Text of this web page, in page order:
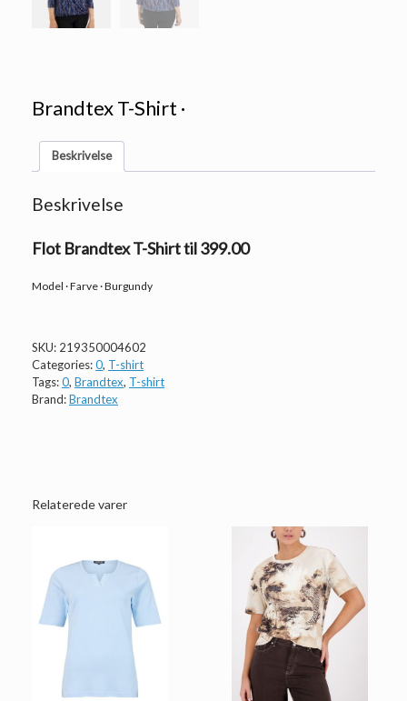
Brandtex T-Shirt ·
Beskrivelse
Beskrivelse
Flot Brandtex T-Shirt til 399.00
Model · Farve · Burgundy
SKU: 219350004602
Categories:0, T-shirt
Tags:0, Brandtex, T-shirt
Brand:Brandtex
Relaterede varer